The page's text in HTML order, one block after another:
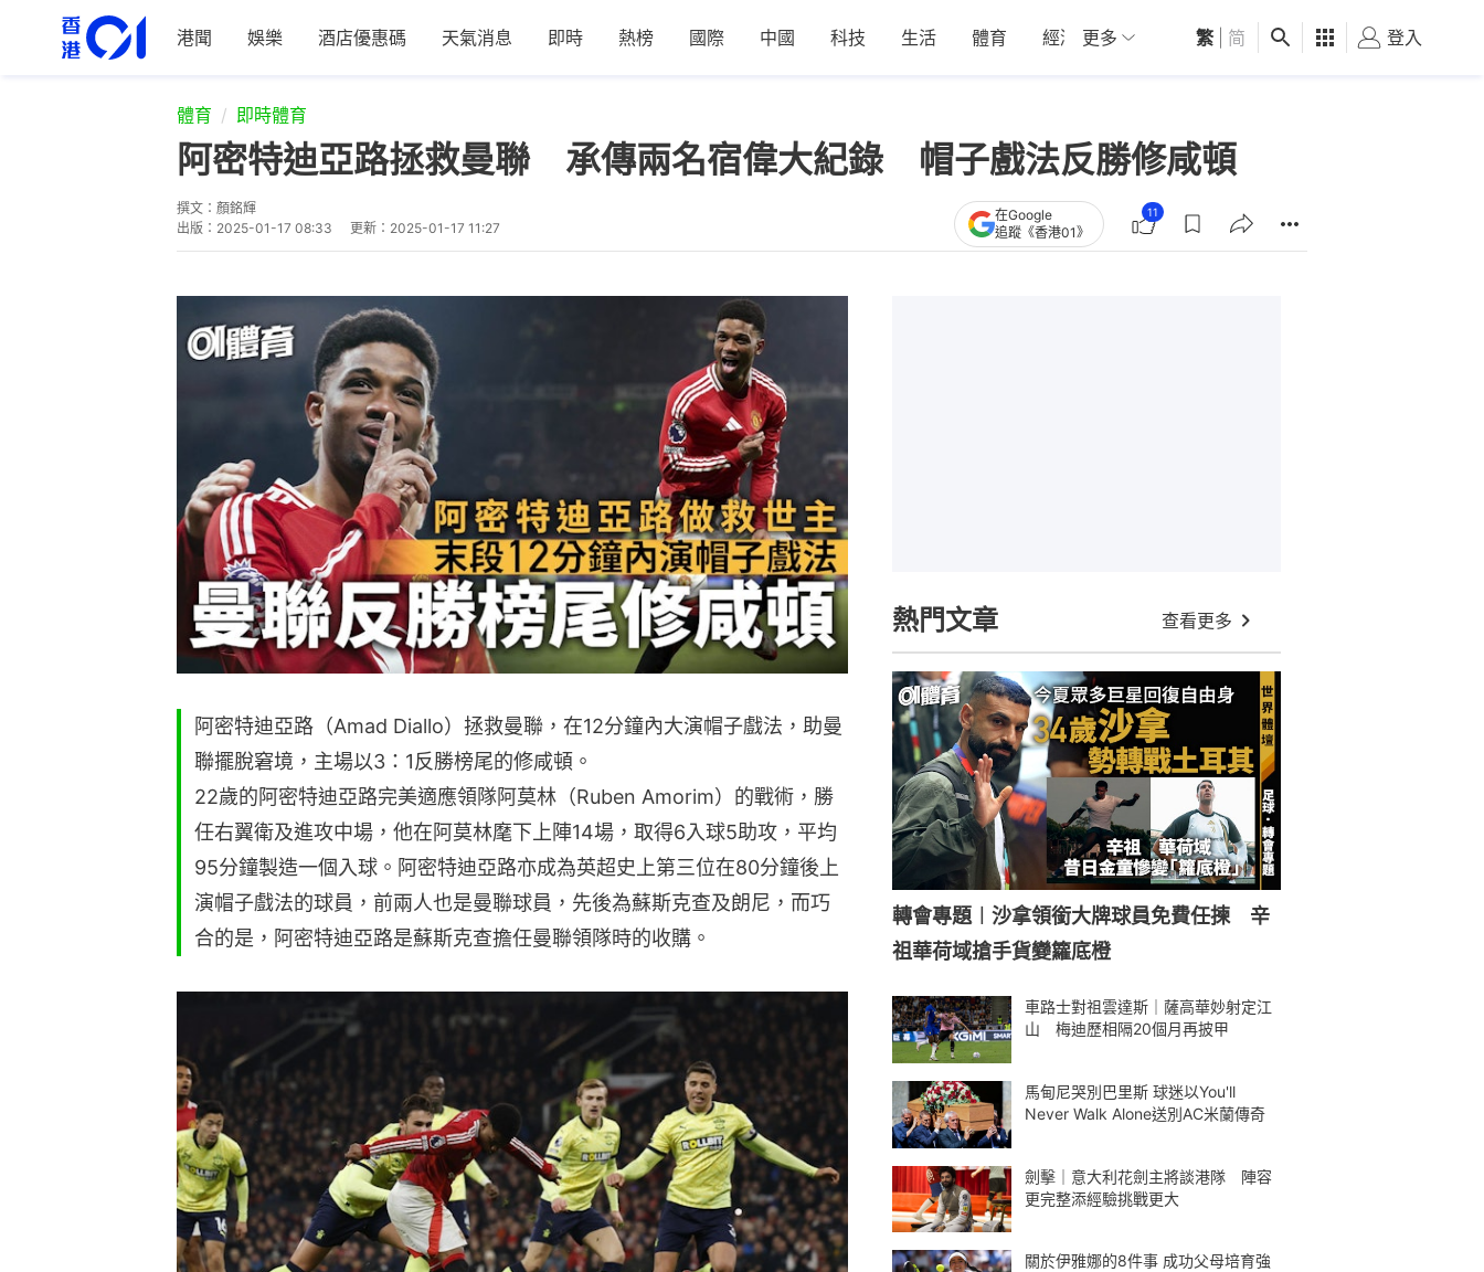
港聞 娛樂 酒店優惠碼 天氣消息 即時 熱榜 國際 中國 科技 生活 體育 經濟 01深圳 觀點 健康 好食玩飛
更多 繁 简 登入
體育 即時體育
阿密特迪亞路拯救曼聯 承傳兩名宿偉大紀錄 帽子戲法反勝修咸頓
撰文： 顏銘輝
出版： 2025-01-17 08:33 更新： 2025-01-17 11:27
在Google
追蹤《香港01》
11
阿密特迪亞路（Amad Diallo）拯救曼聯，在12分鐘內大演帽子戲法，助曼
聯擺脫窘境，主場以3：1反勝榜尾的修咸頓。
22歲的阿密特迪亞路完美適應領隊阿莫林（Ruben Amorim）的戰術，勝
任右翼衛及進攻中場，他在阿莫林麾下上陣14場，取得6入球5助攻，平均
95分鐘製造一個入球。阿密特迪亞路亦成為英超史上第三位在80分鐘後上
演帽子戲法的球員，前兩人也是曼聯球員，先後為蘇斯克查及朗尼，而巧
合的是，阿密特迪亞路是蘇斯克查擔任曼聯領隊時的收購。
熱門文章 查看更多
轉會專題︱沙拿領銜大牌球員免費任揀 辛
祖華荷域搶手貨變籮底橙
車路士對祖雲達斯｜薩高華妙射定江
山 梅迪歷相隔20個月再披甲
馬甸尼哭別巴里斯 球迷以You'll
Never Walk Alone送別AC米蘭傳奇
劍擊｜意大利花劍主將談港隊 陣容
更完整添經驗挑戰更大
關於伊雅娜的8件事 成功父母培育強